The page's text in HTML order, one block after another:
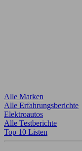
Alle Marken
Alle Erfahrungsberichte
Elektroautos
Alle Testberichte
Top 10 Listen